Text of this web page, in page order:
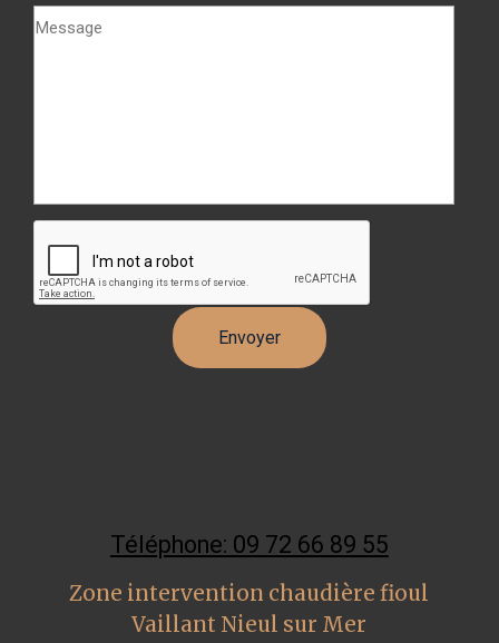
Téléphone: 09 72 66 89 55
Zone intervention chaudière fioul
Vaillant Nieul sur Mer